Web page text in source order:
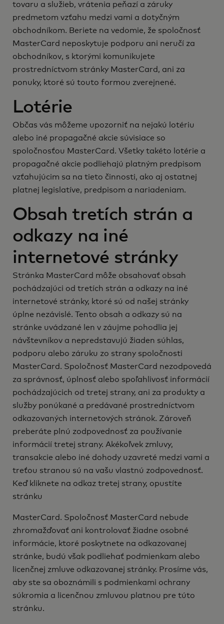
tovaru a služieb, vrátenia peňazí a záruky
predmetom vzťahu medzi vami a dotyčným
obchodníkom. Beriete na vedomie, že spoločnosť
MasterCard neposkytuje podporu ani neručí za
obchodníkov, s ktorými komunikujete
prostredníctvom stránky MasterCard, ani za
ponuky, ktoré sú touto formou zverejnené.
Lotérie
Občas vás môžeme upozorniť na nejakú lotériu
alebo iné propagačné akcie súvisiace so
spoločnosťou MasterCard. Všetky takéto lotérie a
propagačné akcie podliehajú platným predpisom
vzťahujúcim sa na tieto činnosti, ako aj ostatnej
platnej legislatíve, predpisom a nariadeniam.
Obsah tretích strán a
odkazy na iné
internetové stránky
Stránka MasterCard môže obsahovať obsah
pochádzajúci od tretích strán a odkazy na iné
internetové stránky, ktoré sú od našej stránky
úplne nezávislé. Tento obsah a odkazy sú na
stránke uvádzané len v záujme pohodlia jej
návštevníkov a nepredstavujú žiaden súhlas,
podporu alebo záruku zo strany spoločnosti
MasterCard. Spoločnosť MasterCard nezodpovedá
za správnosť, úplnosť alebo spoľahlivosť informácií
pochádzajúcich od tretej strany, ani za produkty a
služby ponúkané a predávané prostredníctvom
odkazovaných internetových stránok. Zároveň
preberáte plnú zodpovednosť za používanie
informácií tretej strany. Akékoľvek zmluvy,
transakcie alebo iné dohody uzavreté medzi vami a
treťou stranou sú na vašu vlastnú zodpovednosť.
Keď kliknete na odkaz tretej strany, opustíte
stránku
MasterCard. Spoločnosť MasterCard nebude
zhromažďovať ani kontrolovať žiadne osobné
informácie, ktoré poskytnete na odkazovanej
stránke, budú však podliehať podmienkam alebo
licenčnej zmluve odkazovanej stránky. Prosíme vás,
aby ste sa oboznámili s podmienkami ochrany
súkromia a licenčnou zmluvou platnou pre túto
stránku.